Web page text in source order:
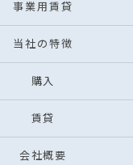
事業用賃貸
当社の特徴
購入
賃貸
会社概要